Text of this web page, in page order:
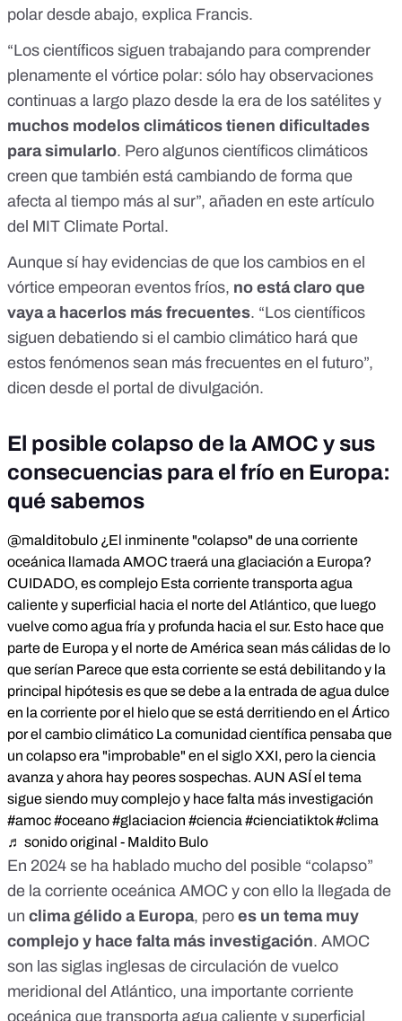
polar desde abajo, explica Francis.
“Los científicos siguen trabajando para comprender
plenamente el vórtice polar: sólo hay observaciones
continuas a largo plazo desde la era de los satélites y
muchos modelos climáticos tienen dificultades
para simularlo. Pero algunos científicos climáticos
creen que también está cambiando de forma que
afecta al tiempo más al sur”, añaden en este artículo
del MIT Climate Portal .
Aunque sí hay evidencias de que los cambios en el
vórtice empeoran eventos fríos, no está claro que
vaya a hacerlos más frecuentes. “Los científicos
siguen debatiendo si el cambio climático hará que
estos fenómenos sean más frecuentes en el futuro”,
dicen desde el portal de divulgación.
El posible colapso de la AMOC y sus
consecuencias para el frío en Europa:
qué sabemos
@malditobulo ¿El inminente "colapso" de una corriente
oceánica llamada AMOC traerá una glaciación a Europa?
CUIDADO, es complejo Esta corriente transporta agua
caliente y superficial hacia el norte del Atlántico, que luego
vuelve como agua fría y profunda hacia el sur. Esto hace que
parte de Europa y el norte de América sean más cálidas de lo
que serían Parece que esta corriente se está debilitando y la
principal hipótesis es que se debe a la entrada de agua dulce
en la corriente por el hielo que se está derritiendo en el Ártico
por el cambio climático La comunidad científica pensaba que
un colapso era "improbable" en el siglo XXI, pero la ciencia
avanza y ahora hay peores sospechas. AUN ASÍ el tema
sigue siendo muy complejo y hace falta más investigación
#amoc#oceano#glaciacion #ciencia #cienciatiktok#clima
♬ sonido original - Maldito Bulo
En 2024 se ha hablado mucho del posible “colapso”
de la corriente oceánica AMOC y con ello la llegada de
un clima gélido a Europa, pero es un tema muy
complejo y hace falta más investigación. AMOC
son las siglas inglesas de circulación de vuelco
meridional del Atlántico, una importante corriente
oceánica que transporta agua caliente y superficial